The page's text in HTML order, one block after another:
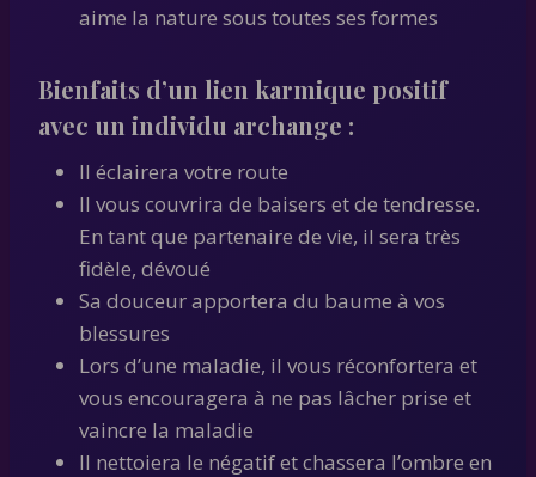
aime la nature sous toutes ses formes
Bienfaits d’un lien karmique positif
avec un individu archange :
Il éclairera votre route
Il vous couvrira de baisers et de tendresse.
En tant que partenaire de vie, il sera très
fidèle, dévoué
Sa douceur apportera du baume à vos
blessures
Lors d’une maladie, il vous réconfortera et
vous encouragera à ne pas lâcher prise et
vaincre la maladie
Il nettoiera le négatif et chassera l’ombre en